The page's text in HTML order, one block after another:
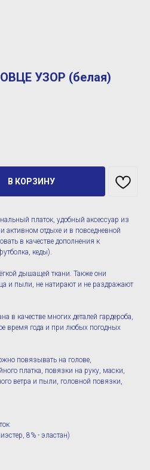
УЗОР (белая)
В КОРЗИНУ
платок, удобный аксессуар из
активном отдыхе и в повседневной
в качестве дополнения к
кеды).
дышащей ткани. Также они
и пыли, не натирают и не раздражают
в качестве многих деталей гардероба,
время года и при любых погодных
повязывать на голове,
платка, повязки на руку, маски,
ветра и пыли, головной повязки,
8% - эластан)